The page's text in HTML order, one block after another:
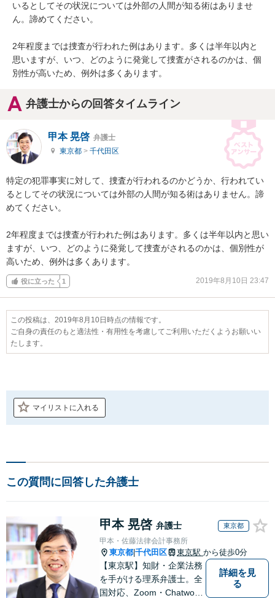
いるとしてその状況については外部の人間が知る術はありませ
ん。諦めてください。
2年程度までは捜査が行われた例はあります。多くは半年以内と
思いますが、いつ、どのように発覚して捜査がされるのかは、個
別性が高いため、例外は多くあります。
弁護士からの回答タイムライン
甲本 晃啓 弁護士
東京都 > 千代田区
特定の犯罪事実に対して、捜査が行われるのかどうか、行われてい
るとしてその状況については外部の人間が知る術はありません。諦
めてください。
2年程度までは捜査が行われた例はあります。多くは半年以内と思い
ますが、いつ、どのように発覚して捜査がされるのかは、個別性が
高いため、例外は多くあります。
役に立った 1 2019年8月10日 23:47
この投稿は、2019年8月10日時点の情報です。
ご自身の責任のもと適法性・有用性を考慮してご利用いただくようお願いい
たします。
マイリストに入れる
この質問に回答した弁護士
甲本 晃啓 弁護士 東京都
甲本・佐藤法律会計事務所
東京都 千代田区 東京駅 から徒歩0分
【東京駅】知財・企業法務
を手がける理系弁護士。全
国対応、Zoom・Chatwork
詳細を見
る